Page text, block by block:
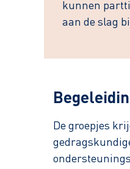
kunnen
aan de slag
De groepjes